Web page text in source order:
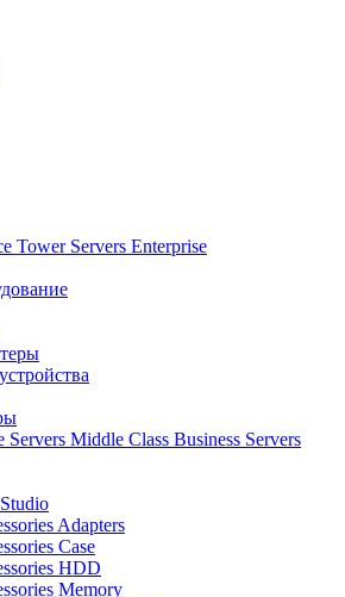
Tower Servers Enterprise
Servers Middle Class Business Servers
Adapters
Case
HDD
Memory